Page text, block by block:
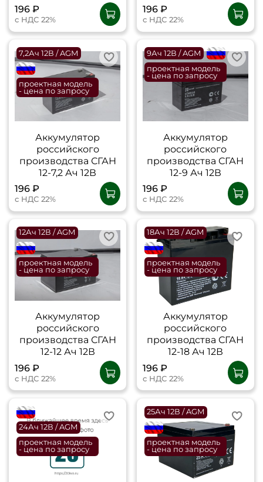
196 ₽
с НДС 22%
196 ₽
с НДС 22%
7,2Ач 12В / AGM
flagRU
проектная модель
- цена по запросу
Аккумулятор
российского
производства СГАН
12-7,2 Ач 12В
196 ₽
с НДС 22%
9Ач 12В / AGM
flagRU
проектная модель
- цена по запросу
Аккумулятор
российского
производства СГАН
12-9 Ач 12В
196 ₽
с НДС 22%
12Ач 12В / AGM
flagRU
проектная модель
- цена по запросу
Аккумулятор
российского
производства СГАН
12-12 Ач 12В
196 ₽
с НДС 22%
18Ач 12В / AGM
flagRU
проектная модель
- цена по запросу
Аккумулятор
российского
производства СГАН
12-18 Ач 12В
196 ₽
с НДС 22%
flagRU
24Ач 12В / AGM
проектная модель
- цена по запросу
25Ач 12В / AGM
flagRU
проектная модель
- цена по запросу